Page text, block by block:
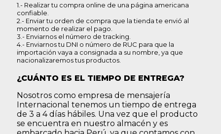
1.- Realizar tu compra online de una página americana
confiable.
2.- Enviar tu orden de compra que la tienda te envió al
momento de realizar el pago.
3.- Enviarnos el número de tracking.
4.- Enviarnos tu DNI o número de RUC para que la
importación vaya a consignada a su nombre, ya que
nacionalizaremos tus productos.
¿CUÁNTO ES EL TIEMPO DE ENTREGA?
Nosotros como empresa de mensajería
Internacional tenemos un tiempo de entrega
de 3 a 4 días hábiles. Una vez que el producto
se encuentra en nuestro almacén y es